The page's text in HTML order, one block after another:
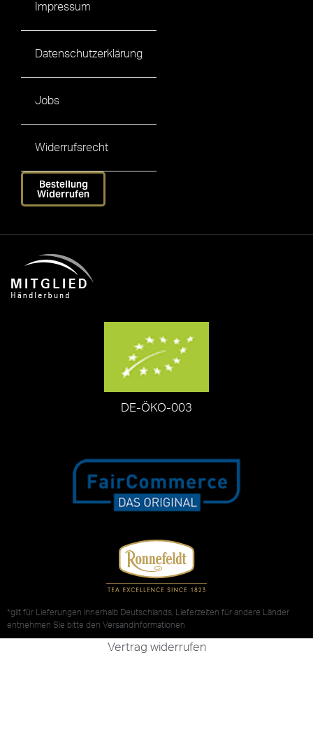
Impressum
Datenschutzerklärung
Jobs
Widerrufsrecht
Bestellung
Widerrufen
DE-ÖKO-003
*gilt für Lieferungen innerhalb Deutschlands, Lieferzeiten für andere Länder
entnehmen Sie bitte den Versandinformationen
Vertrag widerrufen